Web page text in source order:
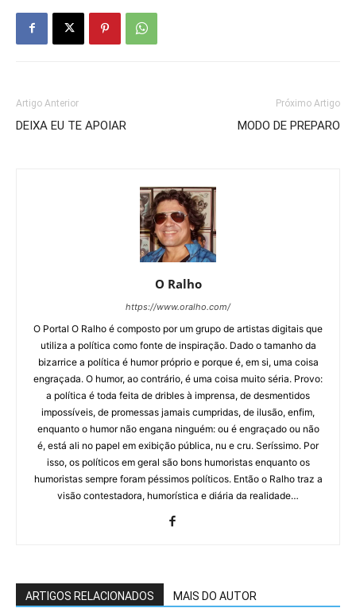
Artigo Anterior
DEIXA EU TE APOIAR
Próximo Artigo
MODO DE PREPARO
O Ralho
https://www.oralho.com/
O Portal O Ralho é composto por um grupo de artistas digitais que
utiliza a política como fonte de inspiração. Dado o tamanho da
bizarrice a política é humor próprio e porque é, em si, uma coisa
engraçada. O humor, ao contrário, é uma coisa muito séria. Provo:
a política é toda feita de dribles à imprensa, de desmentidos
impossíveis, de promessas jamais cumpridas, de ilusão, enfim,
enquanto o humor não engana ninguém: ou é engraçado ou não
é, está ali no papel em exibição pública, nu e cru. Seríssimo. Por
isso, os políticos em geral são bons humoristas enquanto os
humoristas sempre foram péssimos políticos. Então o Ralho traz a
visão contestadora, humorística e diária da realidade…
ARTIGOS RELACIONADOS MAIS DO AUTOR